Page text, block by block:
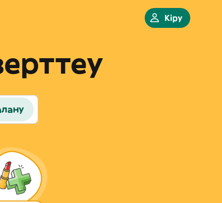
Кіру